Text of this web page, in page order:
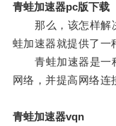
青蛙加速器pc版下载
那么，该怎样解决
蛙加速器就提供了一
青蛙加速器是一种
网络，并提高网络连
青蛙加速器vqn